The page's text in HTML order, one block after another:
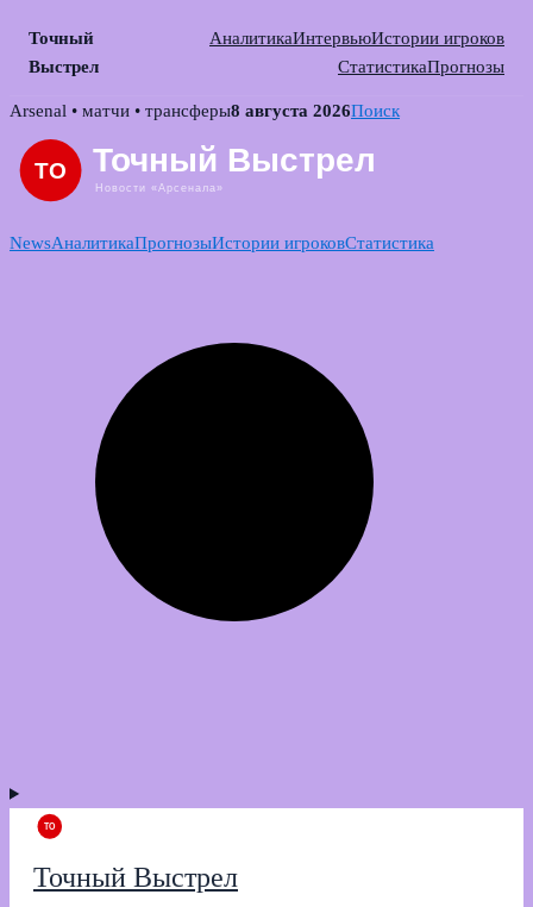
Точный
Выстрел
АналитикаИнтервьюИстории игроков
СтатистикаПрогнозы
Skip
content
Arsenal • матчи • трансферы8 августа 2026Поиск
NewsАналитикаПрогнозыИстории игроковСтатистика
Точный Выстрел